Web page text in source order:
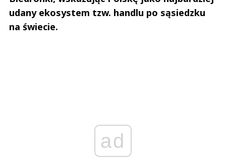
udany ekosystem tzw. handlu po sąsiedzku
na świecie.
ad